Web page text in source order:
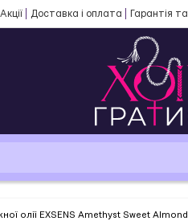
Акції Доставка і оплата Гарантія
олії EXSENS Amethyst Sweet